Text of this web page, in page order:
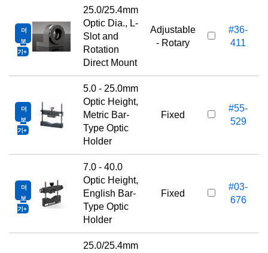
더
보
기
25.0/25.4mm
Optic Dia., L-
Slot and
Rotation
Direct Mount
Adjustable
- Rotary
#36-
411
더
보
기
5.0 - 25.0mm
Optic Height,
Metric Bar-
Type Optic
Holder
Fixed
#55-
529
더
보
기
7.0 - 40.0
Optic Height,
English Bar-
Type Optic
Holder
Fixed
#03-
676
25.0/25.4mm